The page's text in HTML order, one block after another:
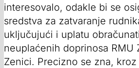
interesovalo, odakle bi se
sredstva za zatvaranje
uključujući i uplatu
neuplaćenih doprinosa RMU
Zenici. Precizno se zna, kroz